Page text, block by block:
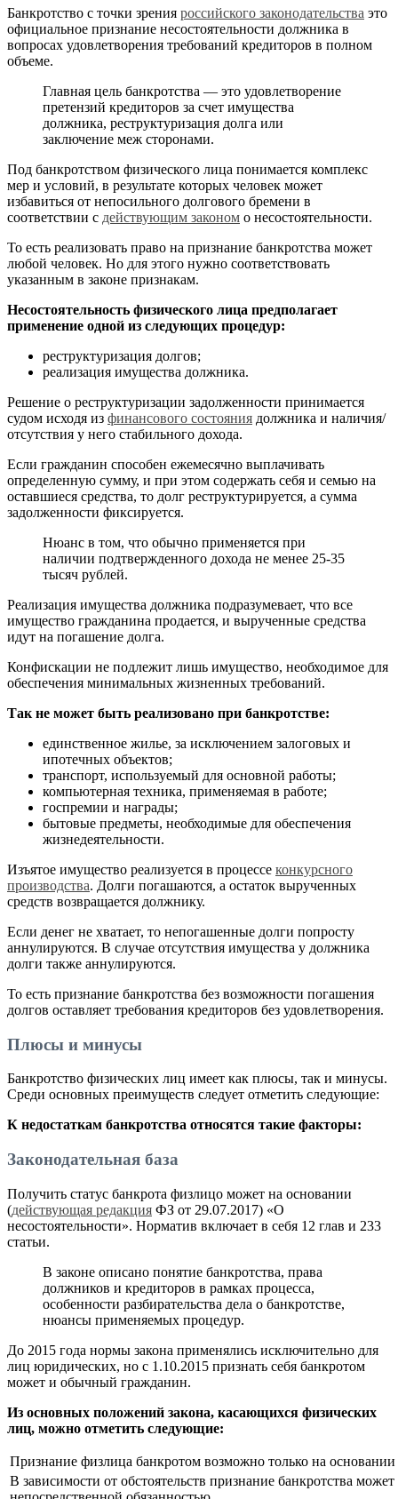
Банкротство с точки зрения российского законодательства это
официальное признание несостоятельности должника в
вопросах удовлетворения требований кредиторов в полном
объеме.
Главная цель банкротства — это удовлетворение
претензий кредиторов за счет имущества
должника, реструктуризация долга или
заключение меж сторонами.
Под банкротством физического лица понимается комплекс
мер и условий, в результате которых человек может
избавиться от непосильного долгового бремени в
соответствии с действующим законом о несостоятельности.
То есть реализовать право на признание банкротства может
любой человек. Но для этого нужно соответствовать
указанным в законе признакам.
Несостоятельность физического лица предполагает
применение одной из следующих процедур:
реструктуризация долгов;
реализация имущества должника.
Решение о реструктуризации задолженности принимается
судом исходя из финансового состояния должника и наличия/
отсутствия у него стабильного дохода.
Если гражданин способен ежемесячно выплачивать
определенную сумму, и при этом содержать себя и семью на
оставшиеся средства, то долг реструктурируется, а сумма
задолженности фиксируется.
Нюанс в том, что обычно применяется при
наличии подтвержденного дохода не менее 25-35
тысяч рублей.
Реализация имущества должника подразумевает, что все
имущество гражданина продается, и вырученные средства
идут на погашение долга.
Конфискации не подлежит лишь имущество, необходимое для
обеспечения минимальных жизненных требований.
Так не может быть реализовано при банкротстве:
единственное жилье, за исключением залоговых и
ипотечных объектов;
транспорт, используемый для основной работы;
компьютерная техника, применяемая в работе;
госпремии и награды;
бытовые предметы, необходимые для обеспечения
жизнедеятельности.
Изъятое имущество реализуется в процессе конкурсного
производства. Долги погашаются, а остаток вырученных
средств возвращается должнику.
Если денег не хватает, то непогашенные долги попросту
аннулируются. В случае отсутствия имущества у должника
долги также аннулируются.
То есть признание банкротства без возможности погашения
долгов оставляет требования кредиторов без удовлетворения.
Плюсы и минусы
Банкротство физических лиц имеет как плюсы, так и минусы.
Среди основных преимуществ следует отметить следующие:
К недостаткам банкротства относятся такие факторы:
Законодательная база
Получить статус банкрота физлицо может на основании
(действующая редакция ФЗ от 29.07.2017) «О
несостоятельности». Норматив включает в себя 12 глав и 233
статьи.
В законе описано понятие банкротства, права
должников и кредиторов в рамках процесса,
особенности разбирательства дела о банкротстве,
нюансы применяемых процедур.
До 2015 года нормы закона применялись исключительно для
лиц юридических, но с 1.10.2015 признать себя банкротом
может и обычный гражданин.
Из основных положений закона, касающихся физических
лиц, можно отметить следующие:
Признание физлица банкротом возможно только на
В зависимости от обстоятельств признание банкротства